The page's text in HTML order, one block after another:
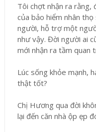
Tôi chợt nhận ra rằng,
của bảo hiểm nhân
người, hỗ trợ một
như vậy. Đời người ai
mới nhận ra tầm quan
Lúc sống khỏe mạnh,
thật tốt?
Chị Hương qua đời
lại đến căn nhà ộp ẹp